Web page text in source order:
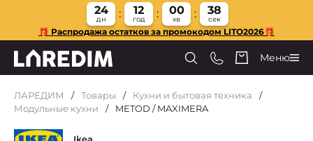
24
дн
12
год
00
хв
37
сек
🎁 Распродажа остатков за промокодом LITO2026🎁
Меню
ЛАРЕДИМ Товары
Кухни и бытовая техника
Модульные кухни
METOD / MAXIMERA
Ikea